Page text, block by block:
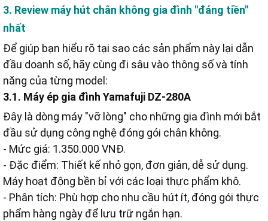
3. Review máy hút chân không gia đình "đáng tiền"
nhất
Để giúp bạn hiểu rõ tại sao các sản phẩm này lại dẫn
đầu doanh số, hãy cùng đi sâu vào thông số và tính
năng của từng model:
3.1. Máy ép gia đình Yamafuji DZ-280A
Đây là dòng máy "vỡ lòng" cho những gia đình mới bắt
đầu sử dụng công nghệ đóng gói chân không.
- Mức giá: 1.350.000 VNĐ.
- Đặc điểm: Thiết kế nhỏ gọn, đơn giản, dễ sử dụng.
Máy hoạt động bền bỉ với các loại thực phẩm khô.
- Phân tích: Phù hợp cho nhu cầu hút ít, đóng gói thực
phẩm hàng ngày để lưu trữ ngắn hạn.